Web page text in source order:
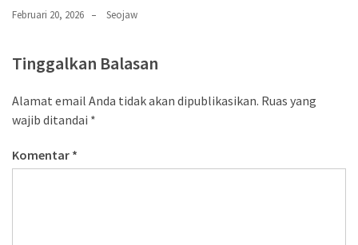
Februari 20, 2026 Seojaw
Tinggalkan Balasan
Alamat email Anda tidak akan dipublikasikan. Ruas yang
wajib ditandai *
Komentar *